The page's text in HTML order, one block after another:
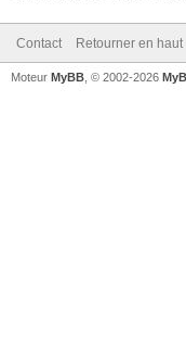
Contact Retourner en haut
Moteur MyBB , © 2002-2026